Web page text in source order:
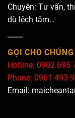
Chuyên: Tư vấn,
dù lệch tâm…
GỌI CHO
Hotline: 0902 695
Phone: 0961 493
Email: